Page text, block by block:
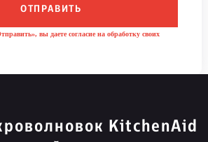
ОТПРАВИТЬ
вы даете согласие на обработку своих
KitchenAid